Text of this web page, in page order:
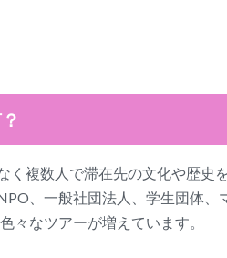
く複数人で滞在先の文化や歴史
、一般社団法人、学生団体、
々なツアーが増えています。